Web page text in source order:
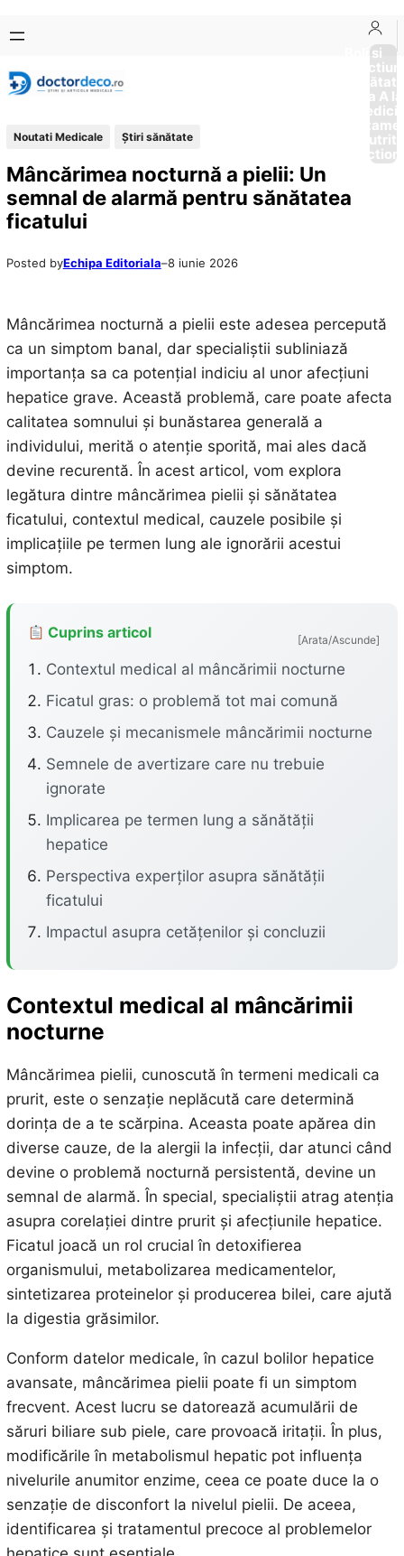
conținut
content
Boli si
Afectiuni
Sănătate
de la A
Noutati Medicale Ştiri sănătate
Mâncărimea nocturnă a pielii: Un
semnal de alarmă pentru sănătatea
ficatului
Posted byEchipa Editoriala–8 iunie 2026
Mâncărimea nocturnă a pielii este adesea percepută
ca un simptom banal, dar specialiștii subliniază
importanța sa ca potențial indiciu al unor afecțiuni
hepatice grave. Această problemă, care poate afecta
calitatea somnului și bunăstarea generală a
individului, merită o atenție sporită, mai ales dacă
devine recurentă. În acest articol, vom explora
legătura dintre mâncărimea pielii și sănătatea
ficatului, contextul medical, cauzele posibile și
implicațiile pe termen lung ale ignorării acestui
simptom.
Cuprins articol [Arata/Ascunde]
Contextul medical al mâncărimii nocturne
Ficatul gras: o problemă tot mai comună
Cauzele și mecanismele mâncărimii nocturne
Semnele de avertizare care nu trebuie
ignorate
Implicarea pe termen lung a sănătății
hepatice
Perspectiva experților asupra sănătății
ficatului
Impactul asupra cetățenilor și concluzii
Contextul medical al mâncărimii
nocturne
Mâncărimea pielii, cunoscută în termeni medicali ca
prurit, este o senzație neplăcută care determină
dorința de a te scărpina. Aceasta poate apărea din
diverse cauze, de la alergii la infecții, dar atunci când
devine o problemă nocturnă persistentă, devine un
semnal de alarmă. În special, specialiștii atrag atenția
asupra corelației dintre prurit și afecțiunile hepatice.
Ficatul joacă un rol crucial în detoxifierea
organismului, metabolizarea medicamentelor,
sintetizarea proteinelor și producerea bilei, care ajută
la digestia grăsimilor.
Conform datelor medicale, în cazul bolilor hepatice
avansate, mâncărimea pielii poate fi un simptom
frecvent. Acest lucru se datorează acumulării de
săruri biliare sub piele, care provoacă iritații. În plus,
modificările în metabolismul hepatic pot influența
nivelurile anumitor enzime, ceea ce poate duce la o
senzație de disconfort la nivelul pielii. De aceea,
identificarea și tratamentul precoce al problemelor